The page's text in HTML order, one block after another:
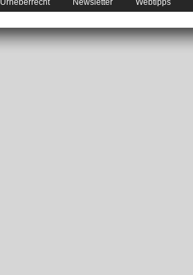
Urheberrecht Newsletter Webtipps